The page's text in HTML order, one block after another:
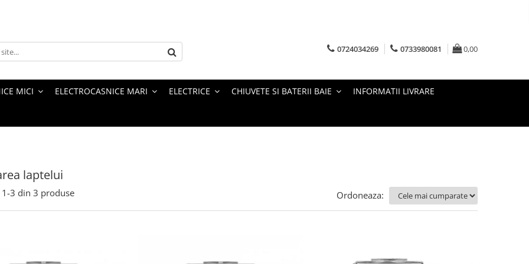
0724034269 0733980081 0,00
MICI ELECTROCASNICE MARI ELECTRICE CHIUVETE SI BATERII BAIE INFORMATII LIVRARE
laptelui
1-3 din 3 produse Ordoneaza: